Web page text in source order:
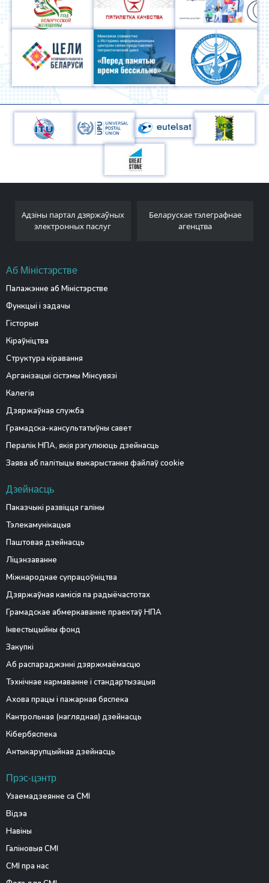
Адзіны партал дзяржаўных
электронных паслуг
Беларускае тэлеграфнае
агенцтва
Аб Міністэрстве
Палажэнне аб Міністэрстве
Функцыі і задачы
Гісторыя
Кіраўніцтва
Структура кіравання
Арганізацыі сістэмы Мінсувязі
Калегія
Дзяржаўная служба
Грамадска-кансультатыўны савет
Пералік НПА, якія рэгулююць дзейнасць
Заява аб палітыцы выкарыстання файлаў cookie
Дзейнасць
Паказчыкі развіцця галіны
Тэлекамунікацыя
Паштовая дзейнасць
Ліцэнзаванне
Міжнароднае супрацоўніцтва
Дзяржаўная камісія па радыёчастотах
Грамадскае абмеркаванне праектаў НПА
Інвестыцыйны фонд
Закупкі
Аб распараджэнні дзяржмаёмасцю
Тэхнічнае нармаванне і стандартызацыя
Ахова працы і пажарная бяспека
Кантрольная (наглядная) дзейнасць
Кібербяспека
Антыкарупцыйная дзейнасць
Прэс-цэнтр
Узаемадзеянне са СМІ
Відэа
Навіны
Галіновыя СМІ
СМІ пра нас